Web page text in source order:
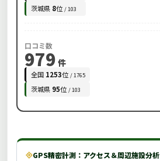
茨城県 8位 / 103
口コミ数
979件
全国 1253位 / 1765
茨城県 95位 / 103
GPS精密計測：アクセス＆周辺施設分析